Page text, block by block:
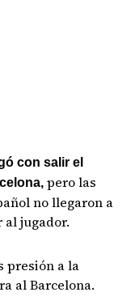
con salir el
pero las
no llegaron a
al jugador.
presión a la
al Barcelona.